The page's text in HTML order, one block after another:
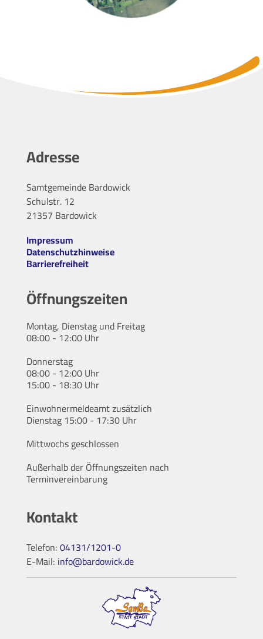
Adresse
Samtgemeinde Bardowick
Schulstr. 12
21357 Bardowick
Impressum
Datenschutzhinweise
Barrierefreiheit
Öffnungszeiten
Montag, Dienstag und Freitag
08:00 - 12:00 Uhr
Donnerstag
08:00 - 12:00 Uhr
15:00 - 18:30 Uhr
Einwohnermeldeamt zusätzlich
Dienstag 15:00 - 17:30 Uhr
Mittwochs geschlossen
Außerhalb der Öffnungszeiten nach
Terminvereinbarung
Kontakt
Telefon:04131/1201-0
E-Mail: info@bardowick.de